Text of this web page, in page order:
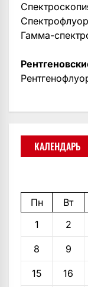
Гамма-
КАЛЕНДАРЬ
Пн Вт
1
2
8 9
15 16